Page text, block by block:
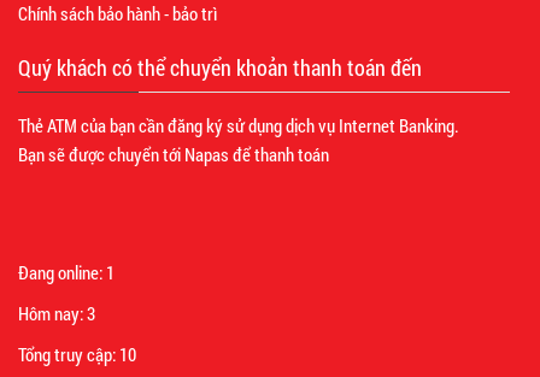
Chính sách bảo hành - bảo trì
Quý khách có thể chuyển khoản thanh toán đến
Thẻ ATM của bạn cần đăng ký sử dụng dịch vụ Internet Banking.
Bạn sẽ được chuyển tới Napas để thanh toán
Đang online: 1
Hôm nay:3
Tổng truy cập: 10